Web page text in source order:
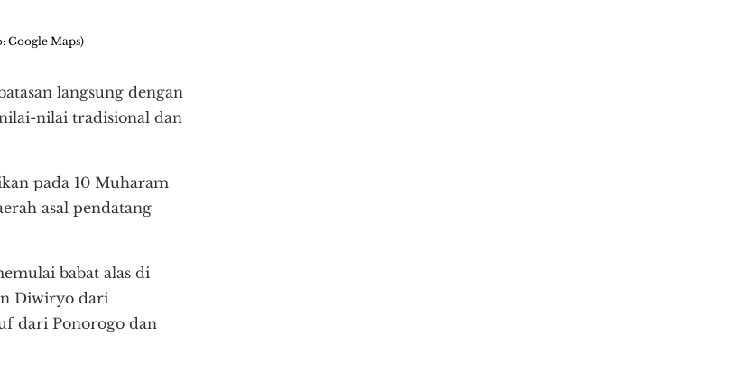
Google Maps)
langsung dengan
nilai tradisional dan
pada 10 Muharam
asal pendatang
babat alas di
Diwiryo dari
dari Ponorogo dan